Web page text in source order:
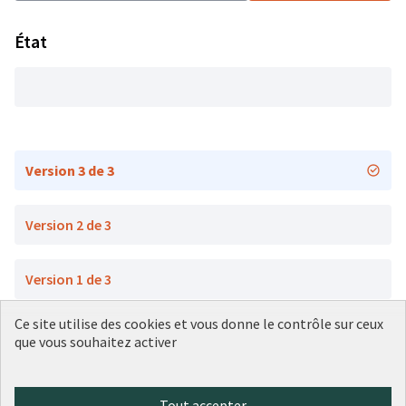
État
Version 3 de 3
Version 2 de 3
Version 1 de 3
Ce site utilise des cookies et vous donne le contrôle sur ceux
que vous souhaitez activer